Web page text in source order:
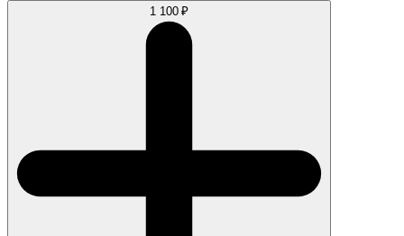
1 100 ₽